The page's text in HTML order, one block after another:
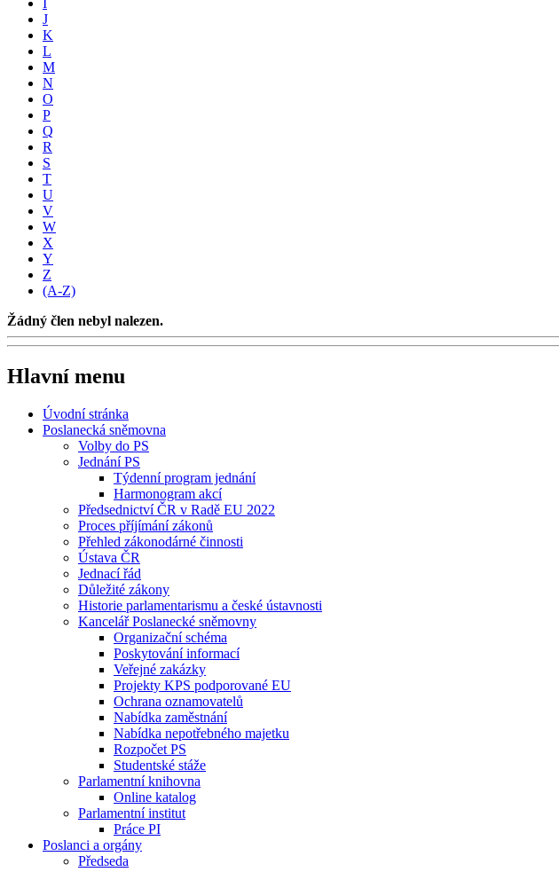
J
K
L
M
N
O
P
Q
R
S
T
U
V
W
X
Y
Z
(A-Z)
Žádný člen nebyl nalezen.
Hlavní menu
Úvodní stránka
Poslanecká sněmovna
Volby do PS
Jednání PS
Týdenní program jednání
Harmonogram akcí
Předsednictví ČR v Radě EU 2022
Proces příjímání zákonů
Přehled zákonodárné činnosti
Ústava ČR
Jednací řád
Důležité zákony
Historie parlamentarismu a české ústavnosti
Kancelář Poslanecké sněmovny
Organizační schéma
Poskytování informací
Veřejné zakázky
Projekty KPS podporované EU
Ochrana oznamovatelů
Nabídka zaměstnání
Nabídka nepotřebného majetku
Rozpočet PS
Studentské stáže
Parlamentní knihovna
Online katalog
Parlamentní institut
Práce PI
Poslanci a orgány
Předseda